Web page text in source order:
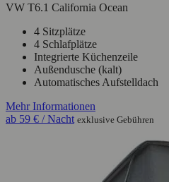
VW T6.1 California Ocean
4 Sitzplätze
4 Schlafplätze
Integrierte Küchenzeile
Außendusche (kalt)
Automatisches Aufstelldach
Mehr Informationen
ab 59 € / Nacht exklusive Gebühren